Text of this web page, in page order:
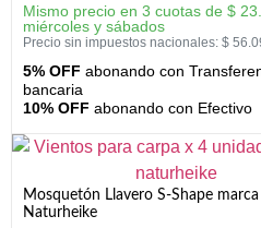
Mismo precio en 3 cuotas de $
miércoles y sábados
Precio sin impuestos nacionales: $
5% OFF abonando con
bancaria
10% OFF abonando con Efectivo
Mosquetón Llavero S-Shape marca
Naturheike